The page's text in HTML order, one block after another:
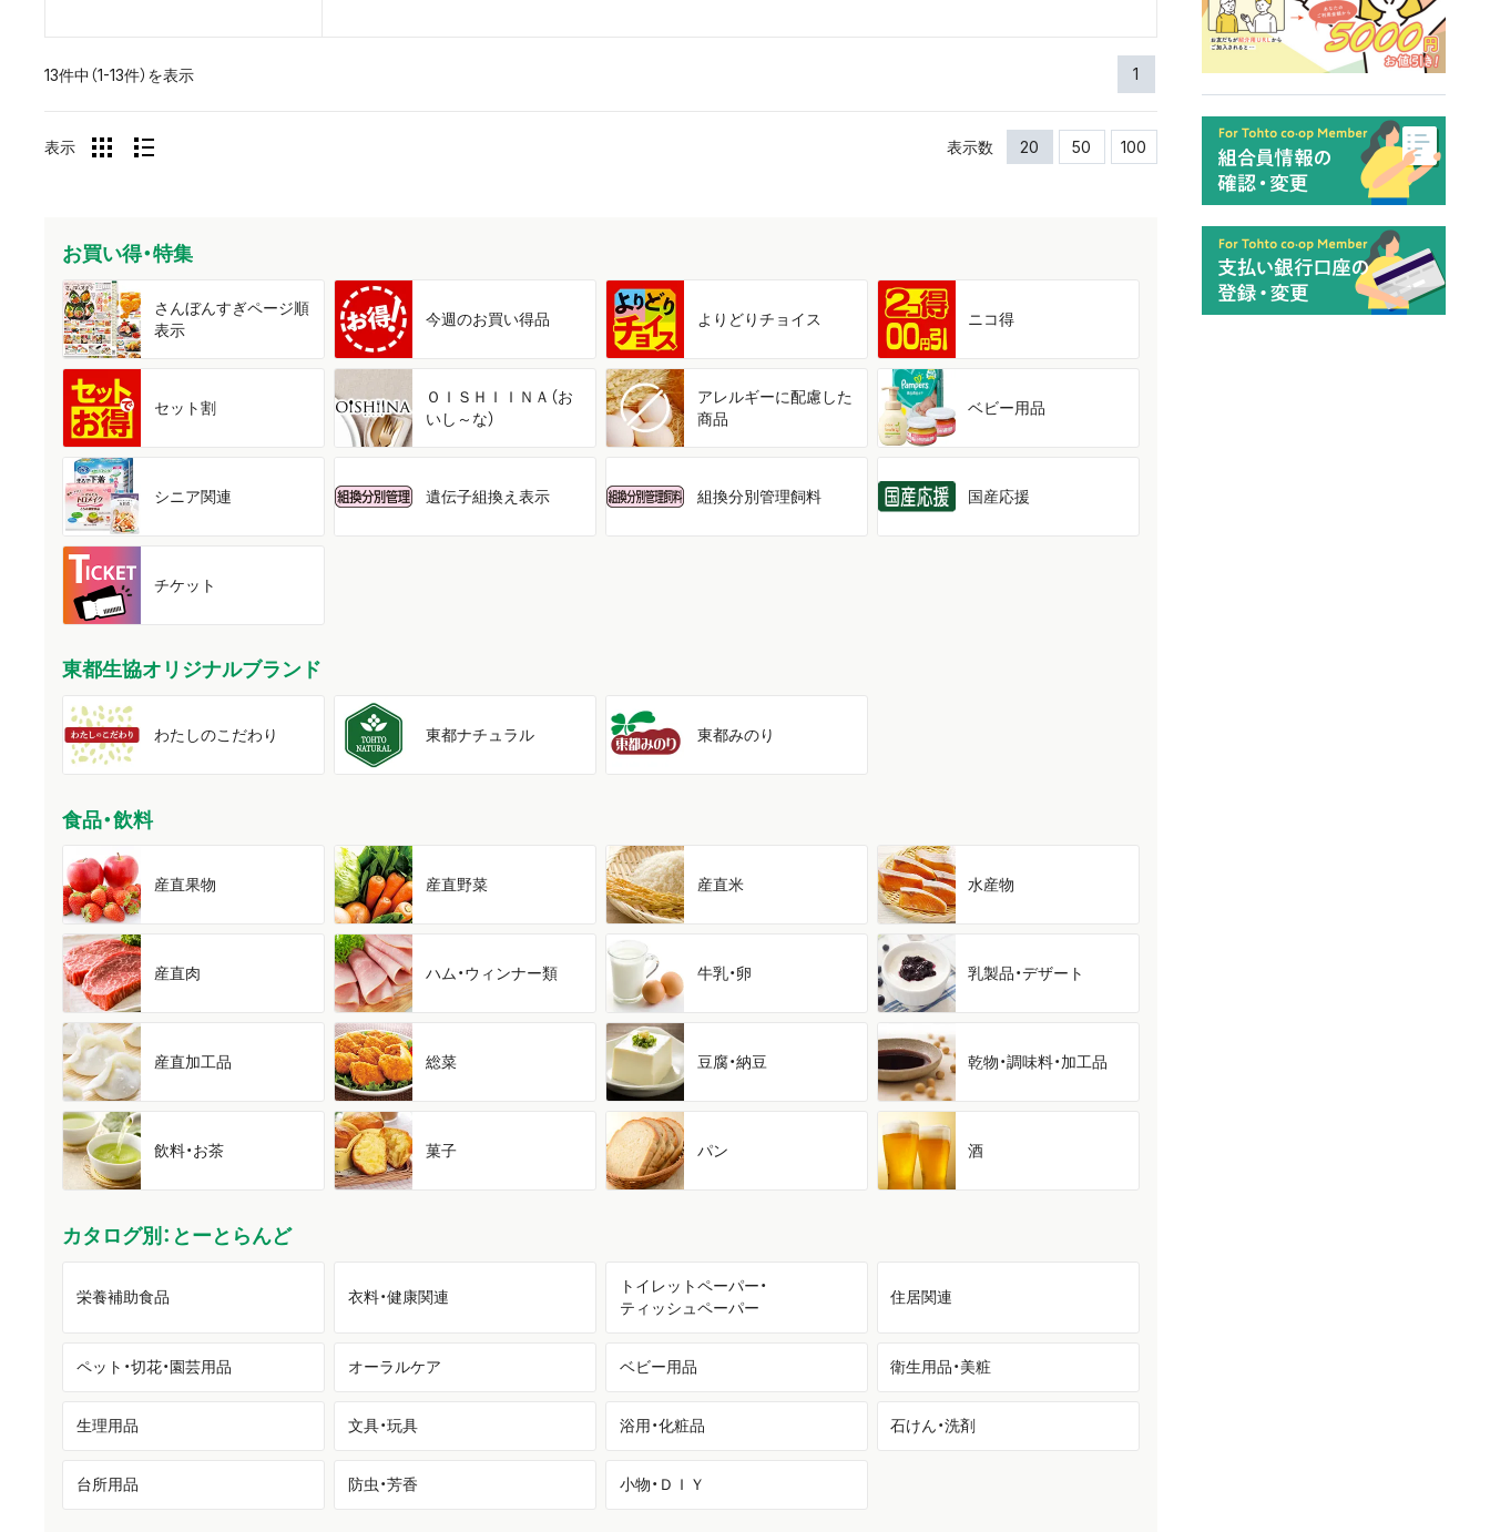
13件中（1-13件）を表示 1
表示 表示数 20 50 100
お買い得・特集
さんぼんすぎページ順
表示
今週のお買い得品 よりどりチョイス ニコ得
セット割
ＯＩＳＨＩＩＮＡ（お
いし～な）
アレルギーに配慮した
商品
ベビー用品
シニア関連 遺伝子組換え表示 組換分別管理飼料 国産応援
チケット
東都生協オリジナルブランド
わたしのこだわり 東都ナチュラル 東都みのり
食品・飲料
産直果物 産直野菜 産直米 水産物
産直肉 ハム・ウィンナー類 牛乳・卵 乳製品・デザート
産直加工品 総菜 豆腐・納豆 乾物・調味料・加工品
飲料・お茶 菓子 パン 酒
カタログ別：とーとらんど
栄養補助食品 衣料・健康関連
トイレットペーパー・
ティッシュペーパー
住居関連
ペット・切花・園芸用品 オーラルケア ベビー用品 衛生用品・美粧
生理用品 文具・玩具 浴用・化粧品 石けん・洗剤
台所用品 防虫・芳香 小物・ＤＩＹ